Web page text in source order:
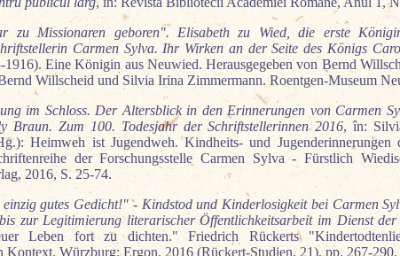
zu Missionaren geboren". Elisabeth zu Wied, die erste
Carmen Sylva. Ihr Wirken an der Seite des Königs
1916). Eine Königin aus Neuwied. Herausgegeben von Bernd
Willscheid und Silvia Irina Zimmermann. Roentgen-Museum
im Schloss. Der Altersblick in den Erinnerungen von Carmen
Braun. Zum 100. Todesjahr der Schriftstellerinnen 2016, în:
Heimweh ist Jugendweh. Kindheits- und Jugenderinnerungen
der Forschungsstelle Carmen Sylva - Fürstlich
2016, S. 25-74.
gutes Gedicht!" - Kindstod und Kinderlosigkeit bei Carmen
zur Legitimierung literarischer Öffentlichkeitsarbeit im Dienst
Leben fort zu dichten." Friedrich Rückerts
Kontext. Würzburg: Ergon, 2016 (Rückert-Studien, 21), pp. 267-290.